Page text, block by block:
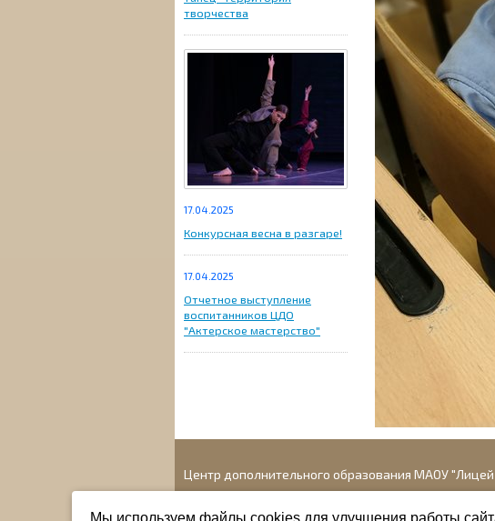
творчества
17.04.2025
Конкурсная весна в разгаре!
17.04.2025
Отчетное выступление
воспитанников ЦДО
"Актерское мастерство"
Центр дополнительного образования МАОУ
Мы используем файлы cookies для улучшения работы